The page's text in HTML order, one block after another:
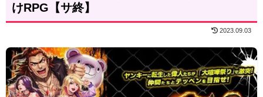
けRPG【サ終】
2023.09.03